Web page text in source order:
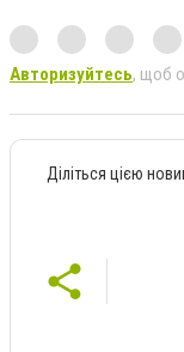
Авторизуйтесь, щоб
Діліться цією